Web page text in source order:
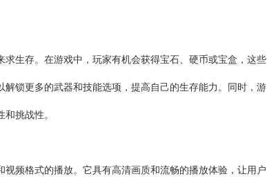
生存。在游戏中，玩家有机会获得宝石、硬币或宝盒，这些
锁更多的武器和技能选项，提高自己的生存能力。同时，游
挑战性。
频格式的播放。它具有高清画质和流畅的播放体验，让用户